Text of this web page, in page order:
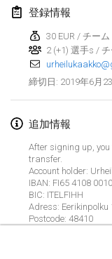
登録情報
30 EUR / チーム
2 (+1) 選手s / チ
締切日 : 2019年6月
追加情報
After signing up,
transfer.
Account holder:
IBAN: FI65 4108
BIC: ITELFIHH
Adress: Eerikinpolku
Postcode: 48410
Message:
Kotka Mölkky
2019年2月2日
Lumi Mölkky
2019年2月9日|
Tournoi de la
2019年2月9日
OTH
2019年2月16日
Indoor des